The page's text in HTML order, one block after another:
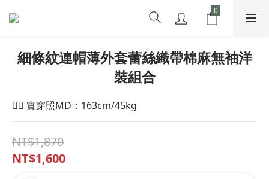
細條紋連帽薄外套蕾絲織帶棉麻無袖洋
裝組合
🙋‍♀️ 實穿照MD：163cm/45kg
NT$1,870
NT$1,600